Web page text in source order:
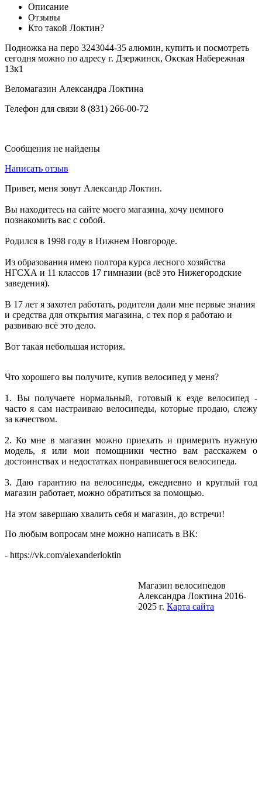
Описание
Отзывы
Кто такой Локтин?
Подножка на перо 3243044-35 алюмин, купить и посмотреть
сегодня можно по адресу г. Дзержинск, Окская Набережная
13к1
Веломагазин Александра Локтина
Телефон для связи 8 (831) 266-00-72
Сообщения не найдены
Написать отзыв
Привет, меня зовут Александр Локтин.
Вы находитесь на сайте моего магазина, хочу немного
познакомить вас с собой.
Родился в 1998 году в Нижнем Новгороде.
Из образования имею полтора курса лесного хозяйства
НГСХА и 11 классов 17 гимназии (всё это Нижегородские
заведения).
В 17 лет я захотел работать, родители дали мне первые знания
и средства для открытия магазина, с тех пор я работаю и
развиваю всё это дело.
Вот такая небольшая история.
Что хорошего вы получите, купив велосипед у меня?
1. Вы получаете нормальный, готовый к езде велосипед -
часто я сам настраиваю велосипеды, которые продаю, слежу
за качеством.
2. Ко мне в магазин можно приехать и примерить нужную
модель, я или мои помощники честно вам расскажем о
достоинствах и недостатках понравившегося велосипеда.
3. Даю гарантию на велосипеды, ежедневно и круглый год
магазин работает, можно обратиться за помощью.
На этом завершаю хвалить себя и магазин, до встречи!
По любым вопросам мне можно написать в ВК:
- https://vk.com/alexanderloktin
Магазин велосипедов
Александра Локтина 2016-
2025 г. Карта сайта